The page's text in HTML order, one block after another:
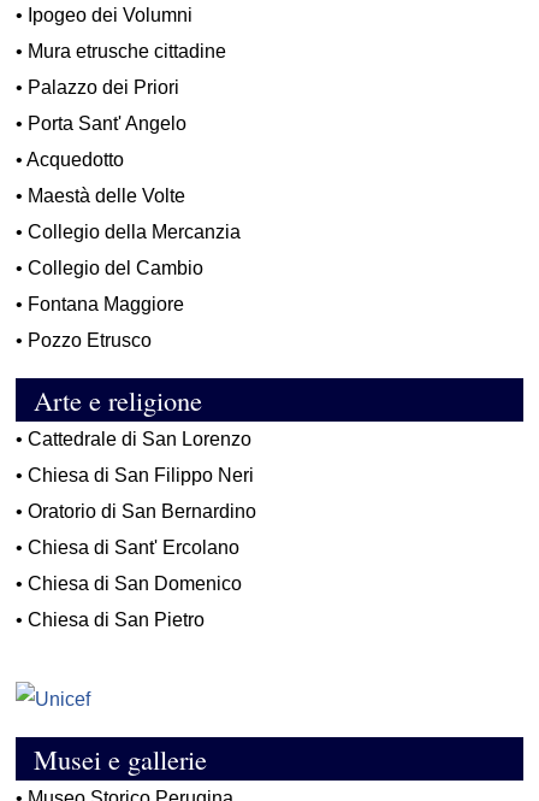
• Ipogeo dei Volumni
• Mura etrusche cittadine
• Palazzo dei Priori
• Porta Sant' Angelo
•Acquedotto
• Maestà delle Volte
•Collegio della Mercanzia
•Collegio del Cambio
• Fontana Maggiore
• Pozzo Etrusco
Arte e religione
•Cattedrale di San Lorenzo
•Chiesa di San Filippo Neri
•Oratorio di San Bernardino
•Chiesa di Sant' Ercolano
•Chiesa di San Domenico
•Chiesa di San Pietro
Musei e gallerie